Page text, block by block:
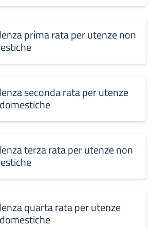
prima rata per utenze non
seconda rata per utenze
terza rata per utenze non
quarta rata per utenze